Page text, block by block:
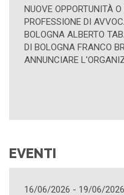
DELLA
CAMERA CIVILE DI
E LA CAMERA PENALE
HANNO IL PIACERE DI
DEL CONVEGNO
EVENTI